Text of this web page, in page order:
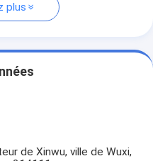
plus
de Xinwu, ville de Wuxi,